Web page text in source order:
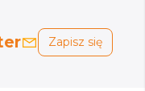
Zapisz się